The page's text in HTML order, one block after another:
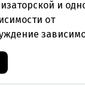
и
от
интернета, по